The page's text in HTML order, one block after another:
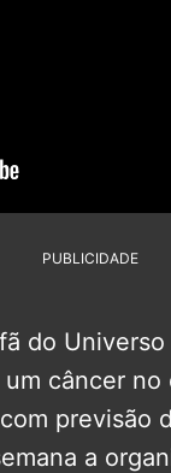
PUBLICIDADE
do
câncer
previsão
a